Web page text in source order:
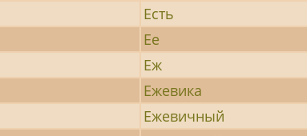
Есть
Ее
Еж
Ежевика
Ежевичный